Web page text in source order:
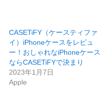
CASETiFY（ケースティファ
イ）iPhoneケースをレビュ
ー！おしゃれなiPhoneケース
ならCASETiFYで決まり
2023年1月7日
Apple